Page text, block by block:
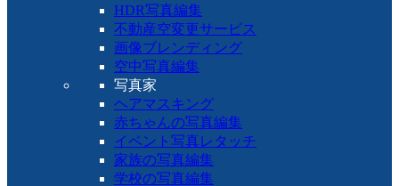
HDR写真編集
不動産空変更サービス
画像ブレンディング
空中写真編集
写真家
ヘアマスキング
赤ちゃんの写真編集
イベント写真レタッチ
家族の写真編集
学校の写真編集